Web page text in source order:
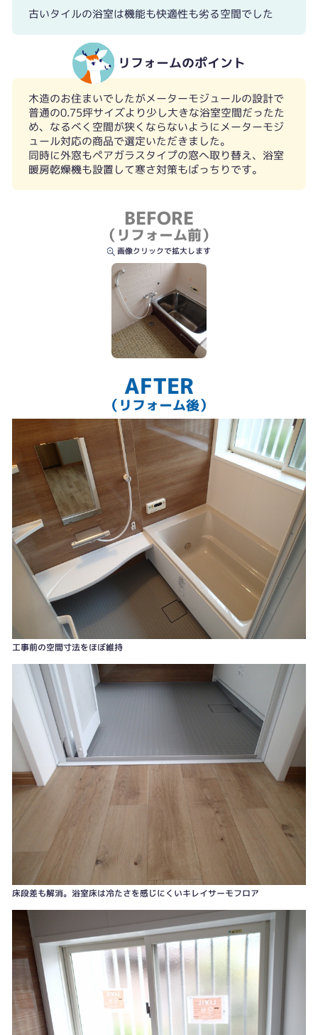
古いタイルの浴室は機能も快適性も劣る空間でした
リフォームのポイント
木造のお住まいでしたがメーターモジュールの設計で
普通の0.75坪サイズより少し大きな浴室空間だったた
め、なるべく空間が狭くならないようにメーターモジ
ュール対応の商品で選定いただきました。
同時に外窓もペアガラスタイプの窓へ取り替え、浴室
暖房乾燥機も設置して寒さ対策もばっちりです。
BEFORE
（リフォーム前）
画像クリックで拡大します
AFTER
（リフォーム後）
工事前の空間寸法をほぼ維持
床段差も解消。浴室床は冷たさを感じにくいキレイサーモフロア
床段差も解消。浴室床は冷たさを感じにくいキレイサーモフロア
外窓も取り換えたので浴室内は新築同様です
寒さの軽減はもちろん乾燥機能で家事も軽減